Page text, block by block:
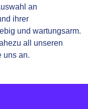
an
ihrer
und wartungsarm.
all unseren
uns an.